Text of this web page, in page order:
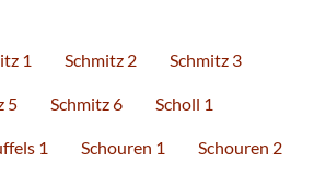
1 Schmitz 2 Schmitz 3
5 Schmitz 6 Scholl 1
1 Schouren 1 Schouren 2